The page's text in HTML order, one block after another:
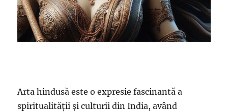
Arta hindusă este o expresie fascinantă a
spiritualității și culturii din India, având